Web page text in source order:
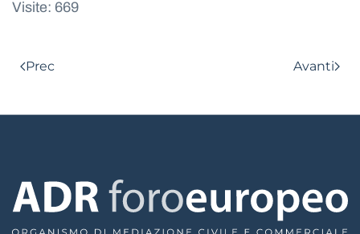
Visite: 669
Prec Avanti